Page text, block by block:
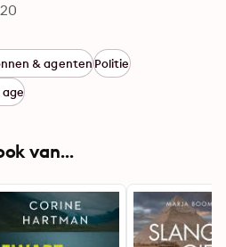
& agentenPolitie
age
van...